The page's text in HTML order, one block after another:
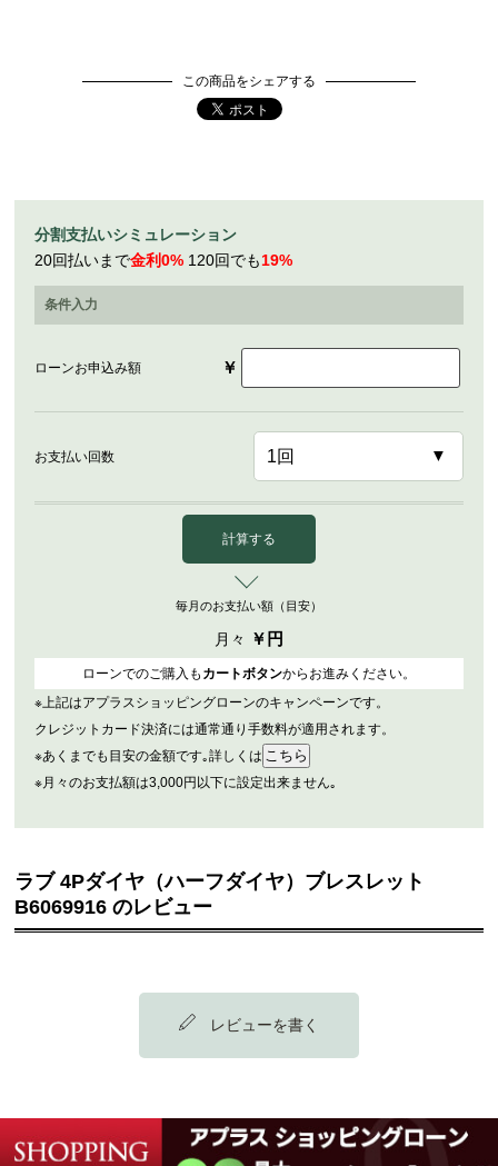
この商品をシェアする
分割支払いシミュレーション
20回払いまで金利0% 120回でも19%
条件入力
ローンお申込み額 ￥
お支払い回数
計算する
毎月のお支払い額（目安）
月々 ￥ 円
ローンでのご購入も カートボタンからお進みください。
※上記はアプラスショッピングローンのキャンペーンです。
クレジットカード決済には通常通り手数料が適用されます。
※あくまでも目安の金額です｡詳しくは
※月々のお支払額は3,000円以下に設定出来ません｡
ラブ 4Pダイヤ（ハーフダイヤ）ブレスレット
B6069916 のレビュー
レビューを書く